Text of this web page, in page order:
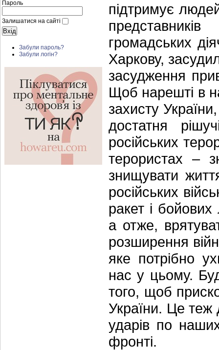
Пароль
Залишатися на сайті
Забули пароль?
Забули логін?
підтримує
громадських
Харкову,
засудження
Щоб нарешті в
захисту
достатня
російських
терористах –
знищувати
російських
ракет і
а отже,
розширення
яке потрібно
нас у цьому.
того, щоб
України. Це теж
ударів по
фронті.